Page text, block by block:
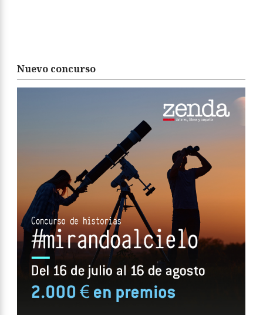
Nuevo concurso